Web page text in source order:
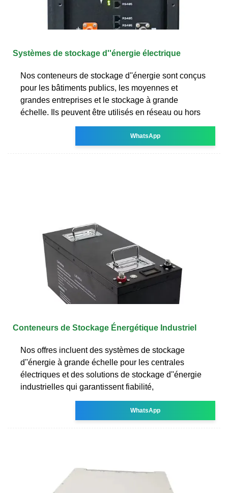
Systèmes de stockage d''énergie électrique
Nos conteneurs de stockage d''énergie sont conçus
pour les bâtiments publics, les moyennes et
grandes entreprises et le stockage à grande
échelle. Ils peuvent être utilisés en réseau ou hors
WhatsApp
Conteneurs de Stockage Énergétique Industriel
Nos offres incluent des systèmes de stockage
d''énergie à grande échelle pour les centrales
électriques et des solutions de stockage d''énergie
industrielles qui garantissent fiabilité,
WhatsApp